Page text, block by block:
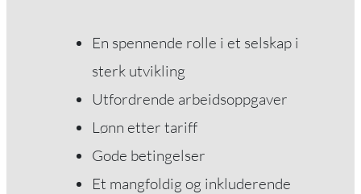
En spennende rolle i et selskap i
sterk utvikling
Utfordrende arbeidsoppgaver
Lønn etter tariff
Gode betingelser
Et mangfoldig og inkluderende